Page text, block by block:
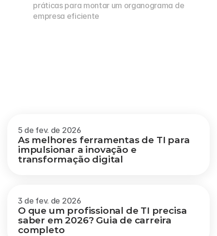
práticas para montar um organograma de
empresa eficiente
5 de fev. de 2026
As melhores ferramentas de TI para
impulsionar a inovação e
transformação digital
3 de fev. de 2026
O que um profissional de TI precisa
saber em 2026? Guia de carreira
completo